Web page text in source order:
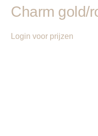
Charm gold/
Login voor prijzen